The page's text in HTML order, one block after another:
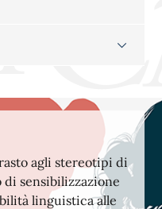
agli stereotipi di
di sensibilizzazione
linguistica alle